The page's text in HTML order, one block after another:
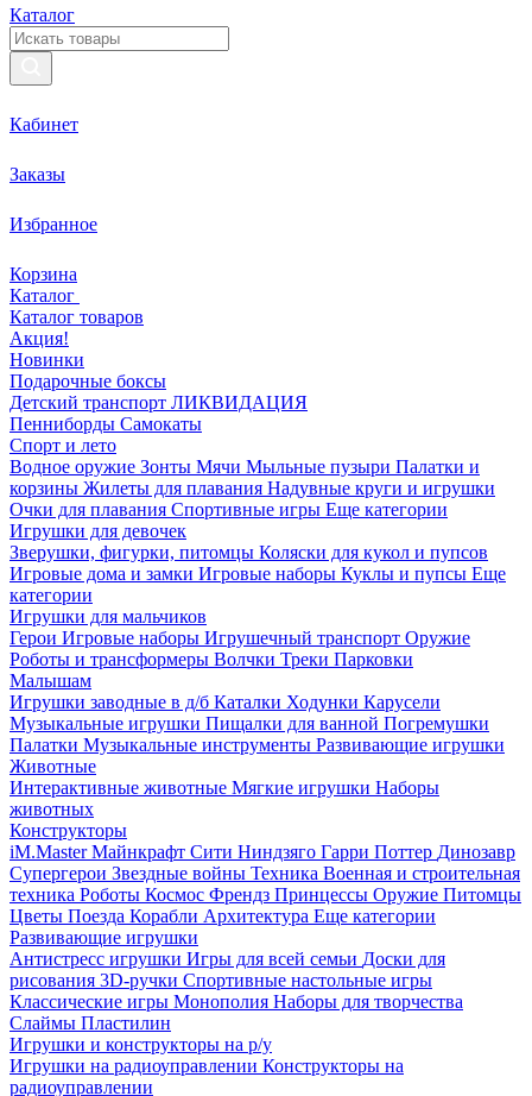
Каталог
Кабинет
Заказы
Избранное
Корзина
Каталог
Каталог товаров
Акция!
Новинки
Подарочные боксы
Детский транспорт ЛИКВИДАЦИЯ
Пенниборды Самокаты
Спорт и лето
Водное оружие Зонты Мячи Мыльные пузыри Палатки и
корзины Жилеты для плавания Надувные круги и игрушки
Очки для плавания Спортивные игры Еще категории
Игрушки для девочек
Зверушки, фигурки, питомцы Коляски для кукол и пупсов
Игровые дома и замки Игровые наборы Куклы и пупсы Еще
категории
Игрушки для мальчиков
Герои Игровые наборы Игрушечный транспорт Оружие
Роботы и трансформеры Волчки Треки Парковки
Малышам
Игрушки заводные в д/б Каталки Ходунки Карусели
Музыкальные игрушки Пищалки для ванной Погремушки
Палатки Музыкальные инструменты Развивающие игрушки
Животные
Интерактивные животные Мягкие игрушки Наборы
животных
Конструкторы
iM.Master Майнкрафт Сити Ниндзяго Гарри Поттер Динозавр
Супергерои Звездные войны Техника Военная и строительная
техника Роботы Космос Френдз Принцессы Оружие Питомцы
Цветы Поезда Корабли Архитектура Еще категории
Развивающие игрушки
Антистресс игрушки Игры для всей семьи Доски для
рисования 3D-ручки Спортивные настольные игры
Классические игры Монополия Наборы для творчества
Слаймы Пластилин
Игрушки и конструкторы на р/у
Игрушки на радиоуправлении Конструкторы на
радиоуправлении